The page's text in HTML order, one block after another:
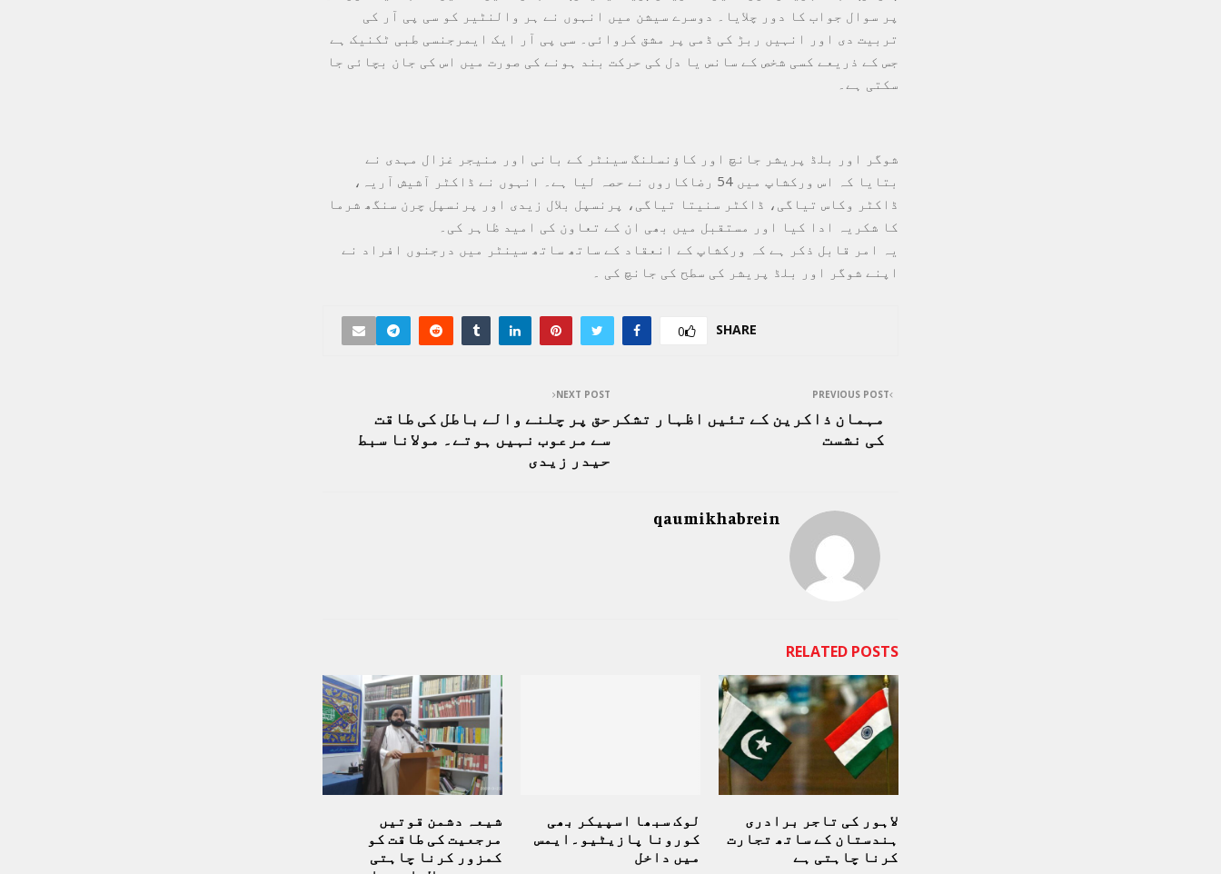
پر سوال جواب کا دور چلایا۔ دوسرے سیشن میں انہوں نے ہر والنٹیر کو سی پی آر کی
تربیت دی اور انہیں ربڑ کی ڈمی پر مشق کروائی۔ سی پی آر ایک ایمرجنسی طبی ٹکنیک ہے
جس کے ذریعے کسی شخص کے سانس یا دل کی حرکت بند ہونے کی صورت میں اس کی جان بچائی جا
سکتی ہے۔
شوگر اور بلڈ پریشر جانچ اور کاؤنسلنگ سینٹر کے بانی اور منیجر غزال مہدی نے
بتایا کہ اس ورکشاپ میں 54 رضاکاروں نے حصہ لیا ہے۔ انہوں نے ڈاکٹر آشیش آریہ،
ڈاکٹر وکاس تیاگی، ڈاکٹر سنیتا تیاگی، پرنسپل بلال زیدی اور پرنسپل چرن سنگھ شرما
کا شکریہ ادا کیا اور مستقبل میں بھی ان کے تعاون کی امید ظاہر کی۔
یہ امر قابل ذکر ہے کہ ورکشاپ کے انعقاد کے ساتھ ساتھ سینٹر میں درجنوں افراد نے
اپنے شوگر اور بلڈ پریشر کی سطح کی جانچ کی ۔
SHARE
0
PREVIOUS POST
مہمان ذاکرین کے تئیں اظہار تشکر
کی نشست
NEXT POST
حق پر چلنے والے باطل کی طاقت
سے مرعوب نہیں ہوتے۔ مولانا سبط
حیدر زیدی
qaumikhabrein
RELATED POSTS
شیعہ دشمن قوتیں
مرجعیت کی طاقت کو
کمزور کرنا چاہتی
لوک سبھا اسپیکر بھی
کورونا پازیٹیو۔ایمس
میں داخل
لاہور کی تاجر برادری
ہندستان کے ساتھ تجارت
کرنا چاہتی ہے